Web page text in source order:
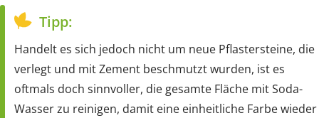
Tipp:
Handelt es sich jedoch nicht um neue Pflastersteine, die
verlegt und mit Zement beschmutzt wurden, ist es
oftmals doch sinnvoller, die gesamte Fläche mit Soda-
Wasser zu reinigen, damit eine einheitliche Farbe wieder